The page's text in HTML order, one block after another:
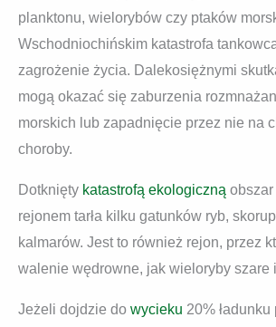
planktonu, wielorybów czy ptaków
Wschodniochińskim katastrofa
zagrożenie życia. Dalekosiężnymi
mogą okazać się zaburzenia
morskich lub zapadnięcie przez nie na
choroby.
Dotknięty katastrofą ekologiczną
rejonem tarła kilku gatunków ryb,
kalmarów. Jest to również rejon, przez
walenie wędrowne, jak wieloryby szare
Jeżeli dojdzie do wycieku 20%